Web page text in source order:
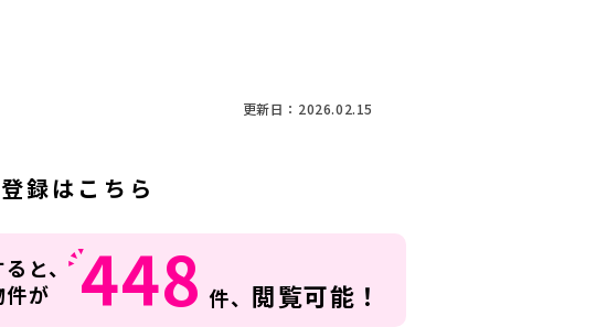
更新日：2026.02.15
録はこちら
ると、
件が
448 件、 閲覧可能！